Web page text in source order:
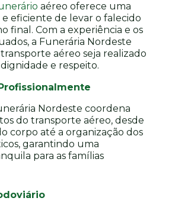
aéreo oferece uma
e eficiente de levar o falecido
final. Com a experiência e os
a Funerária Nordeste
aéreo seja realizado
e respeito.
Nordeste coordena
do transporte aéreo, desde
corpo até a organização dos
garantindo uma
para as famílias